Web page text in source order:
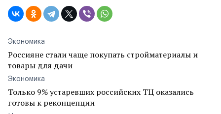
Экономика
Россияне стали чаще покупать стройматериалы и
товары для дачи
Экономика
Только 9% устаревших российских ТЦ оказались
готовы к реконцепции